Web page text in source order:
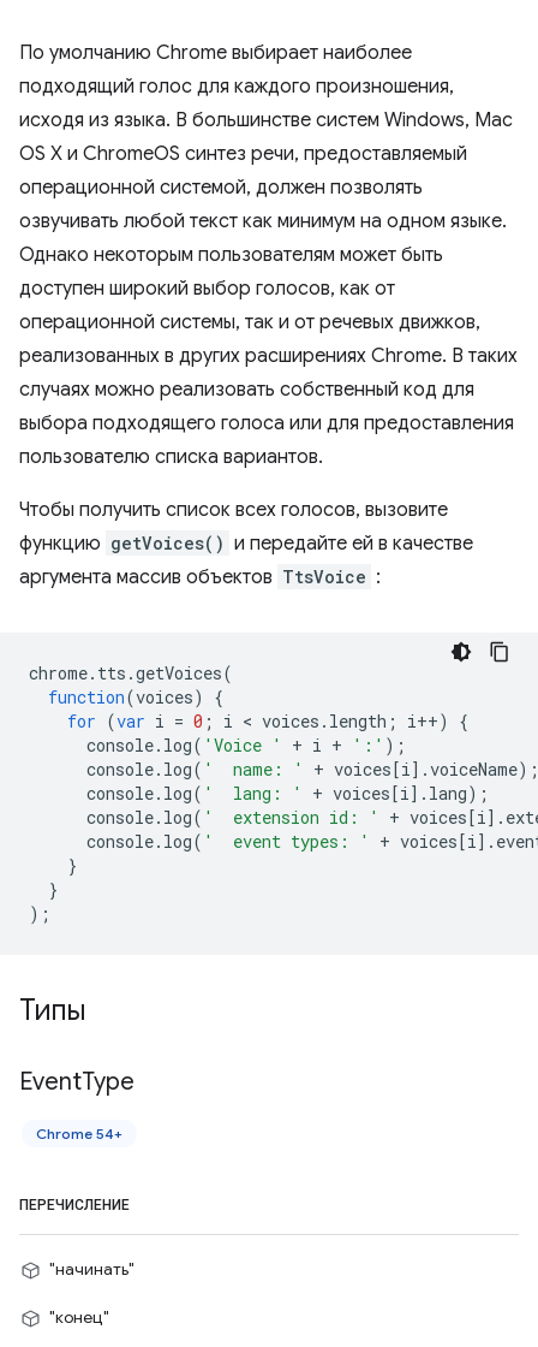
По умолчанию Chrome выбирает наиболее
подходящий голос для каждого произношения,
исходя из языка. В большинстве систем Windows, Mac
OS X и ChromeOS синтез речи, предоставляемый
операционной системой, должен позволять
озвучивать любой текст как минимум на одном языке.
Однако некоторым пользователям может быть
доступен широкий выбор голосов, как от
операционной системы, так и от речевых движков,
реализованных в других расширениях Chrome. В таких
случаях можно реализовать собственный код для
выбора подходящего голоса или для предоставления
пользователю списка вариантов.
Чтобы получить список всех голосов, вызовите
функцию getVoices() и передайте ей в качестве
аргумента массив объектов TtsVoice :
chrome. tts .getVoices(
function(voices)
{
for (var i = 0 ; i < voices . length ; i++)
{
console. log( 'Voice ' + i + ':' );
console. log( '  name: ' + voices[i].voiceName);
console. log( '  lang: ' + voices[i]. lang);
console. log( '  extension id: ' + voices[i].
console. log( '  event types: ' + voices[i].
}
}
);
Типы
EventType
Chrome 54+
ПЕРЕЧИСЛЕНИЕ
"начинать"
"конец"